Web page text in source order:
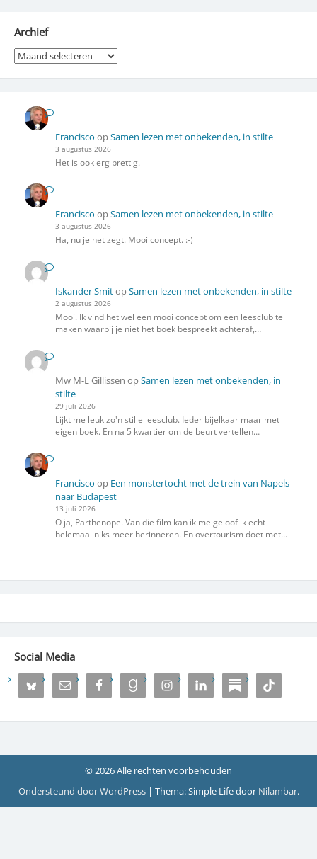
Archief
Archief
Francisco opSamen lezen met onbekenden, in stilte
3 augustus 2026
Het is ook erg prettig.
Francisco opSamen lezen met onbekenden, in stilte
3 augustus 2026
Ha, nu je het zegt. Mooi concept. :-)
Iskander SmitopSamen lezen met onbekenden, in stilte
2 augustus 2026
Mooi. Ik vind het wel een mooi concept om een leesclub te
maken waarbij je niet het boek bespreekt achteraf,…
Mw M-L Gillissen opSamen lezen met onbekenden, in
stilte
29 juli 2026
Lijkt me leuk zo'n stille leesclub. Ieder bijelkaar maar met
eigen boek. En na 5 kwartier om de beurt vertellen…
Francisco op Een monstertocht met de trein van Napels
naar Budapest
13 juli 2026
O ja, Parthenope. Van die film kan ik me geloof ik echt
helemaal niks meer herinneren. En overtourism doet met…
Social Media
© 2026 Alle rechten voorbehouden
Ondersteund door WordPress | Thema: Simple Life door Nilambar.